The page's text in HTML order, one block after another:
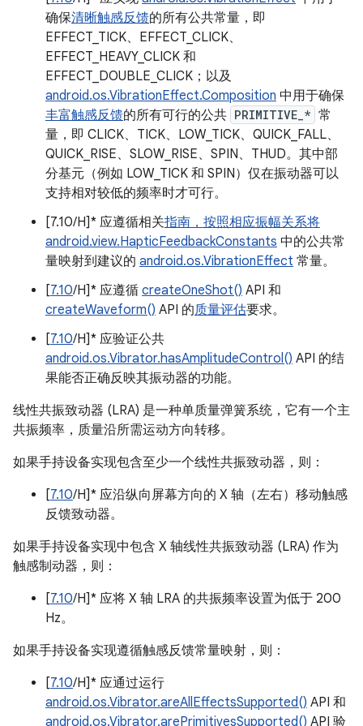
确保清晰触感反馈的所有公共常量，即
EFFECT_TICK、EFFECT_CLICK、
EFFECT_HEAVY_CLICK 和
EFFECT_DOUBLE_CLICK；以及
android.os.VibrationEffect.Composition 中用于确保
丰富触感反馈的所有可行的公共 PRIMITIVE_* 常
量，即 CLICK、TICK、LOW_TICK、QUICK_FALL、
QUICK_RISE、SLOW_RISE、SPIN、THUD。其中部
分基元（例如 LOW_TICK 和 SPIN）仅在振动器可以
支持相对较低的频率时才可行。
[7.10/H]* 应遵循相关指南，按照相应振幅关系将
android.view.HapticFeedbackConstants 中的公共常
量映射到建议的 android.os.VibrationEffect 常量。
[7.10/H]* 应遵循 createOneShot() API 和
createWaveform() API 的质量评估要求。
[7.10/H]* 应验证公共
android.os.Vibrator.hasAmplitudeControl() API 的结
果能否正确反映其振动器的功能。
线性共振致动器 (LRA) 是一种单质量弹簧系统，它有一个主
共振频率，质量沿所需运动方向转移。
如果手持设备实现包含至少一个线性共振致动器，则：
[7.10/H]* 应沿纵向屏幕方向的 X 轴（左右）移动触感
反馈致动器。
如果手持设备实现中包含 X 轴线性共振致动器 (LRA) 作为
触感制动器，则：
[7.10/H]* 应将 X 轴 LRA 的共振频率设置为低于 200
Hz。
如果手持设备实现遵循触感反馈常量映射，则：
[7.10/H]* 应通过运行
android.os.Vibrator.areAllEffectsSupported() API 和
android.os.Vibrator.arePrimitivesSupported() API 验